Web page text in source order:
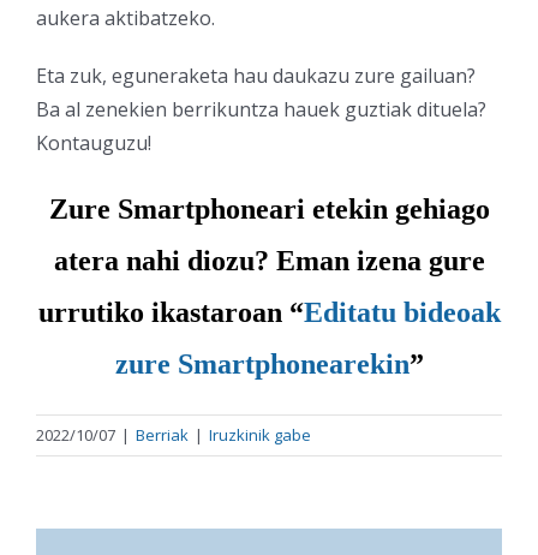
aukera aktibatzeko.
Eta zuk, eguneraketa hau daukazu zure gailuan?
Ba al zenekien berrikuntza hauek guztiak dituela?
Kontauguzu!
Zure Smartphoneari etekin gehiago
atera nahi diozu? Eman izena gure
urrutiko ikastaroan “Editatu bideoak
zure Smartphonearekin”
2022/10/07 | Berriak | Iruzkinik gabe